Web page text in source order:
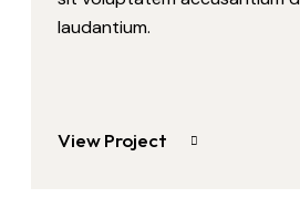
laudantium.
View Project